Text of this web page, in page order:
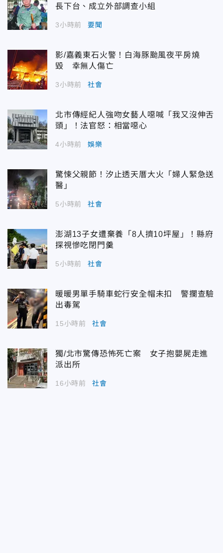
長下台、成立外部調查小組
3小時前 要聞
影/嘉義東石火警！白海豚颱風夜平房燒
毀 幸無人傷亡
3小時前 社會
北市傳經紀人強吻女藝人噁喊「我又沒伸舌
頭」！法官怒：相當噁心
4小時前 娛樂
驚悚父親節！汐止透天厝大火「婦人緊急送
醫」
5小時前 社會
澎湖13子女遭棄養「8人擠10坪屋」！縣府
探視慘吃閉門羹
5小時前 社會
暖暖男單手騎車蛇行安全帽未扣 警攔查驗
出毒駕
15小時前 社會
獨/北市驚傳恐怖死亡案 女子抱嬰屍走進
派出所
16小時前 社會